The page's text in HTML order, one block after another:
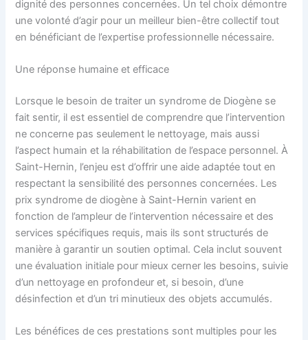
dignité des personnes concernées. Un tel choix démontre
une volonté d’agir pour un meilleur bien-être collectif tout
en bénéficiant de l’expertise professionnelle nécessaire.
Une réponse humaine et efficace
Lorsque le besoin de traiter un syndrome de Diogène se
fait sentir, il est essentiel de comprendre que l’intervention
ne concerne pas seulement le nettoyage, mais aussi
l’aspect humain et la réhabilitation de l’espace personnel. À
Saint-Hernin, l’enjeu est d’offrir une aide adaptée tout en
respectant la sensibilité des personnes concernées. Les
prix syndrome de diogène à Saint-Hernin varient en
fonction de l’ampleur de l’intervention nécessaire et des
services spécifiques requis, mais ils sont structurés de
manière à garantir un soutien optimal. Cela inclut souvent
une évaluation initiale pour mieux cerner les besoins, suivie
d’un nettoyage en profondeur et, si besoin, d’une
désinfection et d’un tri minutieux des objets accumulés.
Les bénéfices de ces prestations sont multiples pour les